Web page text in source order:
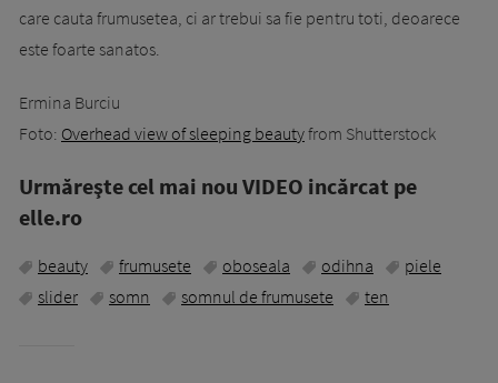
care cauta frumusetea, ci ar trebui sa fie pentru toti, deoarece
este foarte sanatos.
Ermina Burciu
Foto: Overhead view of sleeping beautyfrom Shutterstock
Urmăreşte cel mai nou VIDEO incărcat pe
elle.ro
beauty frumusete oboseala odihna
piele
slider
somn somnul de frumusete ten